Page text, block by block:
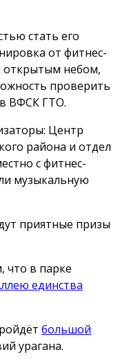
стать его
от фитнес-
небом,
проверить
ВФСК ГТО.
Центр
района и отдел
с фитнес-
музыкальную
приятные призы
что в парке
единства
большой
урагана.